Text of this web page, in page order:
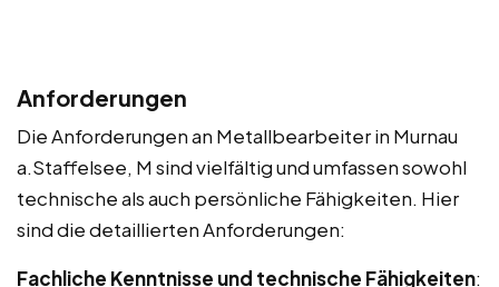
Anforderungen
Die Anforderungen an Metallbearbeiter in Murnau
a.Staffelsee, M sind vielfältig und umfassen sowohl
technische als auch persönliche Fähigkeiten. Hier
sind die detaillierten Anforderungen:
Fachliche Kenntnisse und technische Fähigkeiten: